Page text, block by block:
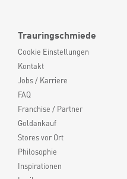
Trauringschmiede
Cookie Einstellungen
Kontakt
Jobs / Karriere
FAQ
Franchise / Partner
Goldankauf
Stores vor Ort
Philosophie
Inspirationen